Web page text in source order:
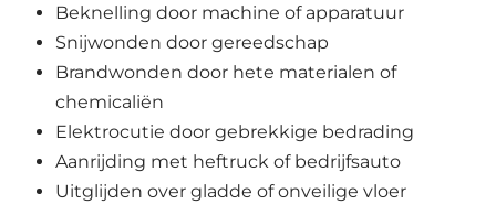
Beknelling door machine of apparatuur
Snijwonden door gereedschap
Brandwonden door hete materialen of
chemicaliën
Elektrocutie door gebrekkige bedrading
Aanrijding met heftruck of bedrijfsauto
Uitglijden over gladde of onveilige vloer